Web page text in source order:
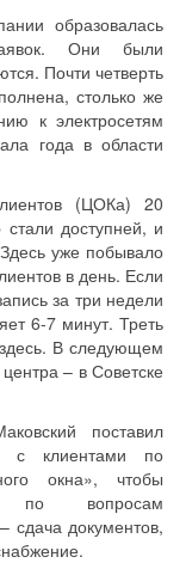
образовалась
Они были
Почти четверть
столько же
к электросетям
года в области
(ЦОКа) 20
стали доступней, и
уже побывало
в день. Если
за три недели
6-7 минут. Треть
здесь. В следующем
– в Советске
поставил
с клиентами по
окна», чтобы
по вопросам
сдача документов,